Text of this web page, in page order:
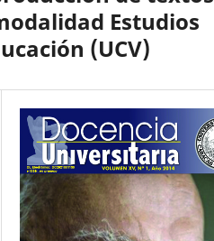
Estudios
(UCV)